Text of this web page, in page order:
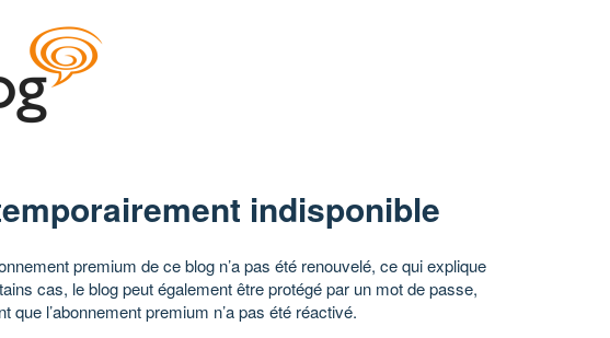
indisponible
premium de ce blog n’a pas été renouvelé, ce qui explique
cas, le blog peut également être protégé par un mot de passe,
que l’abonnement premium n’a pas été réactivé.